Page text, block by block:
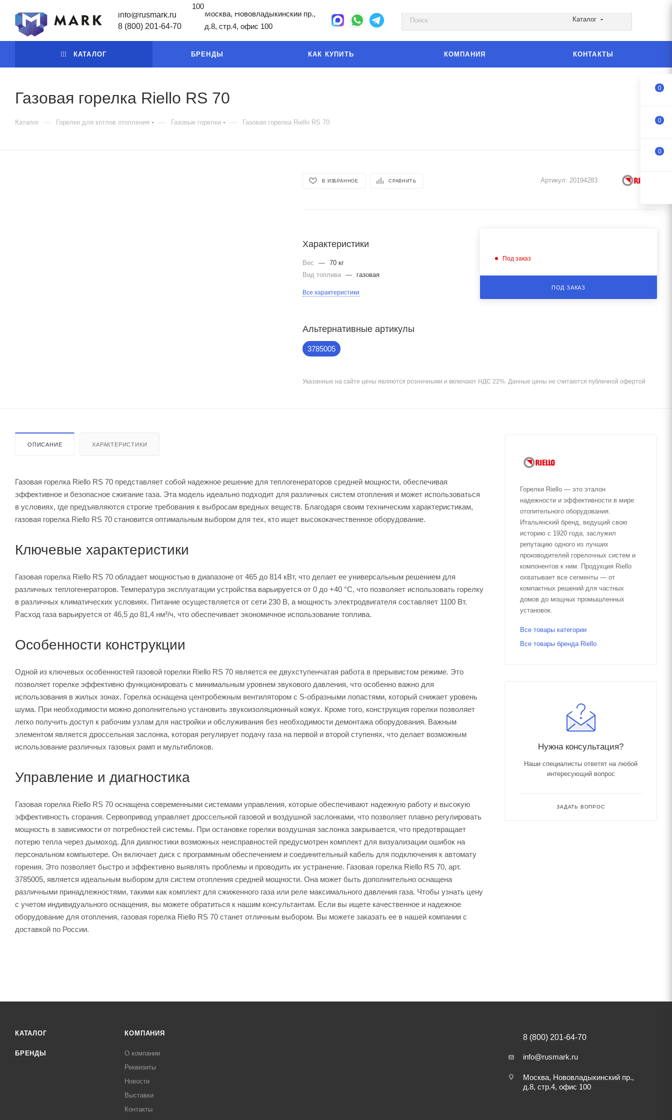
info@rusmark.ru
8 (800) 201-64-70
Москва, Нововладыкинский пр.,
д.8, стр.4, офис 100
Каталог
КАТАЛОГ БРЕНДЫ КАК КУПИТЬ КОМПАНИЯ КОНТАКТЫ
100
Газовая горелка Riello RS 70
Каталог — Горелки для котлов отопления — Газовые горелки — Газовая горелка Riello RS 70
В ИЗБРАННОЕ СРАВНИТЬ Артикул: 20194283
Характеристики
Вес —
70 кг
Вид топлива
— газовая
Все характеристики
Под заказ
ПОД ЗАКАЗ
Альтернативные артикулы
3785005
Указанные на сайте цены являются розничными и включают НДС 22%. Данные цены не считаются публичной офертой
ОПИСАНИЕ ХАРАКТЕРИСТИКИ
Газовая горелка Riello RS 70 представляет собой надежное решение для теплогенераторов средней мощности, обеспечивая
эффективное и безопасное сжигание газа. Эта модель идеально подходит для различных систем отопления и может использоваться
в условиях, где предъявляются строгие требования к выбросам вредных веществ. Благодаря своим техническим характеристикам,
газовая горелка Riello RS 70 становится оптимальным выбором для тех, кто ищет высококачественное оборудование.
Ключевые характеристики
Газовая горелка Riello RS 70 обладает мощностью в диапазоне от 465 до 814 кВт, что делает ее универсальным решением для
различных теплогенераторов. Температура эксплуатации устройства варьируется от 0 до +40 °С, что позволяет использовать горелку
в различных климатических условиях. Питание осуществляется от сети 230 В, а мощность электродвигателя составляет 1100 Вт.
Расход газа варьируется от 46,5 до 81,4 нм³/ч, что обеспечивает экономичное использование топлива.
Особенности конструкции
Одной из ключевых особенностей газовой горелки Riello RS 70 является ее двухступенчатая работа в прерывистом режиме. Это
позволяет горелке эффективно функционировать с минимальным уровнем звукового давления, что особенно важно для
использования в жилых зонах. Горелка оснащена центробежным вентилятором с S-образными лопастями, который снижает уровень
шума. При необходимости можно дополнительно установить звукоизоляционный кожух. Кроме того, конструкция горелки позволяет
легко получить доступ к рабочим узлам для настройки и обслуживания без необходимости демонтажа оборудования. Важным
элементом является дроссельная заслонка, которая регулирует подачу газа на первой и второй ступенях, что делает возможным
использование различных газовых рамп и мультиблоков.
Управление и диагностика
Газовая горелка Riello RS 70 оснащена современными системами управления, которые обеспечивают надежную работу и высокую
эффективность сгорания. Сервопривод управляет дроссельной газовой и воздушной заслонками, что позволяет плавно регулировать
мощность в зависимости от потребностей системы. При остановке горелки воздушная заслонка закрывается, что предотвращает
потерю тепла через дымоход. Для диагностики возможных неисправностей предусмотрен комплект для визуализации ошибок на
персональном компьютере. Он включает диск с программным обеспечением и соединительный кабель для подключения к автомату
горения. Это позволяет быстро и эффективно выявлять проблемы и проводить их устранение. Газовая горелка Riello RS 70, арт.
3785005, является идеальным выбором для систем отопления средней мощности. Она может быть дополнительно оснащена
различными принадлежностями, такими как комплект для сжиженного газа или реле максимального давления газа. Чтобы узнать цену
с учетом индивидуального оснащения, вы можете обратиться к нашим консультантам. Если вы ищете качественное и надежное
оборудование для отопления, газовая горелка Riello RS 70 станет отличным выбором. Вы можете заказать ее в нашей компании с
доставкой по России.
Горелки Riello — это эталон
надежности и эффективности в мире
отопительного оборудования.
Итальянский бренд, ведущий свою
историю с 1920 года, заслужил
репутацию одного из лучших
производителей горелочных систем и
компонентов к ним. Продукция Riello
охватывает все сегменты — от
компактных решений для частных
домов до мощных промышленных
установок.
Все товары категории
Все товары бренда Riello
Нужна консультация?
Наши специалисты ответят на любой
интересующий вопрос
ЗАДАТЬ ВОПРОС
КАТАЛОГ
БРЕНДЫ
КОМПАНИЯ
О компании
Реквизиты
Новости
Выставки
Контакты
8 (800) 201-64-70
info@rusmark.ru
Москва, Нововладыкинский пр.,
д.8, стр.4, офис 100
0
0
0